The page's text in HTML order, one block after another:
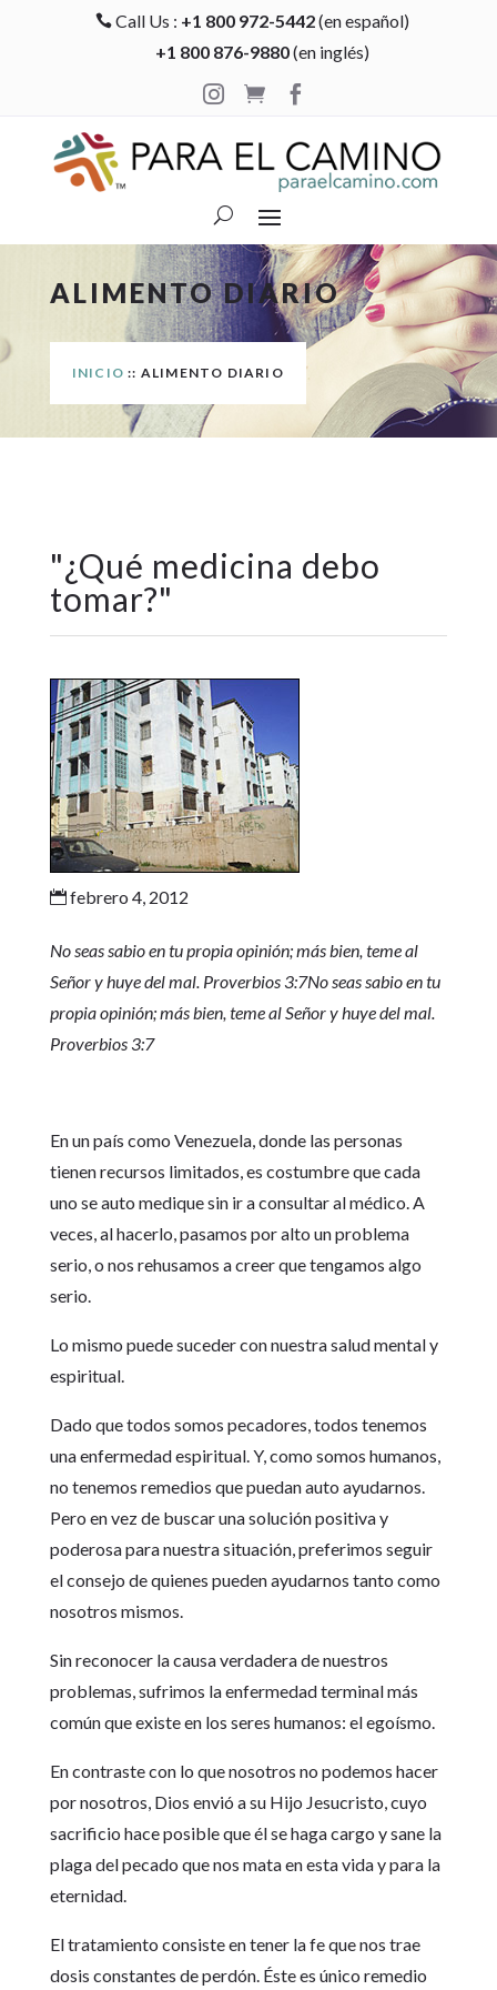
 Call Us : +1 800 972-5442(en español)
+1 800 876-9880(en inglés)

 
ALIMENTO DIARIO
INICIO :: ALIMENTO DIARIO
"¿Qué medicina debo
tomar?"
febrero 4, 2012
No seas sabio en tu propia opinión; más bien, teme al
Señor y huye del mal. Proverbios 3:7No seas sabio en tu
propia opinión; más bien, teme al Señor y huye del mal.
Proverbios 3:7
En un país como Venezuela, donde las personas
tienen recursos limitados, es costumbre que cada
uno se auto medique sin ir a consultar al médico. A
veces, al hacerlo, pasamos por alto un problema
serio, o nos rehusamos a creer que tengamos algo
serio.
Lo mismo puede suceder con nuestra salud mental y
espiritual.
Dado que todos somos pecadores, todos tenemos
una enfermedad espiritual. Y, como somos humanos,
no tenemos remedios que puedan auto ayudarnos.
Pero en vez de buscar una solución positiva y
poderosa para nuestra situación, preferimos seguir
el consejo de quienes pueden ayudarnos tanto como
nosotros mismos.
Sin reconocer la causa verdadera de nuestros
problemas, sufrimos la enfermedad terminal más
común que existe en los seres humanos: el egoísmo.
En contraste con lo que nosotros no podemos hacer
por nosotros, Dios envió a su Hijo Jesucristo, cuyo
sacrificio hace posible que él se haga cargo y sane la
plaga del pecado que nos mata en esta vida y para la
eternidad.
El tratamiento consiste en tener la fe que nos trae
dosis constantes de perdón. Éste es único remedio